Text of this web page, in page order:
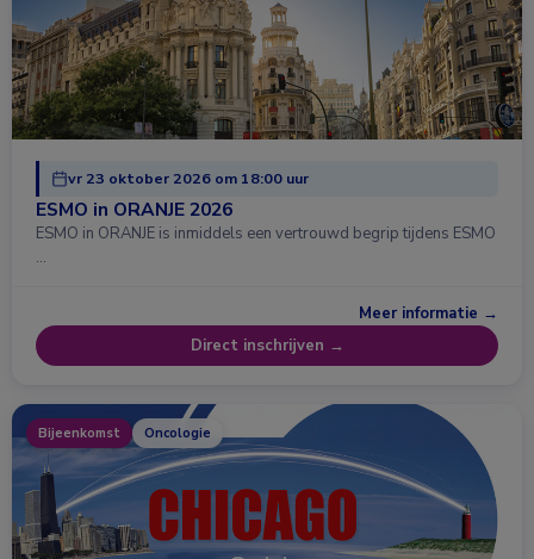
vr 23 oktober 2026 om 18:00 uur
ESMO in ORANJE 2026
ESMO in ORANJE is inmiddels een vertrouwd begrip tijdens ESMO
…
Meer informatie →
Direct inschrijven →
Bijeenkomst Oncologie